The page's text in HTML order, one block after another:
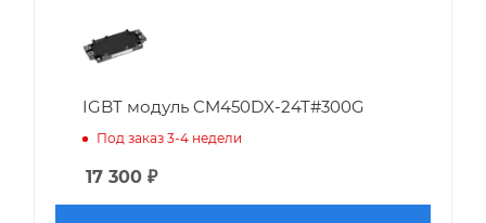
IGBT модуль CM450DX-24T#300G
Под заказ 3-4 недели
17 300 ₽